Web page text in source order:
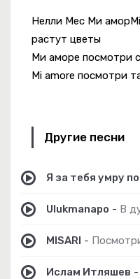
Нелли Мес Ми
растут цветы
Ми аморе посмотри
Mi amore посмотри
Другие песни
Я за тебя умру
Ulukmanapo - В
MISARI -
Ислам Итляшев -